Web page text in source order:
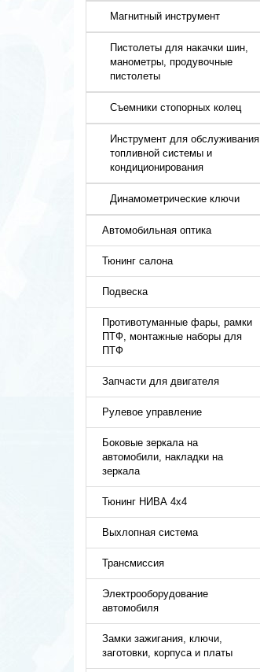
Магнитный инструмент
Пистолеты для накачки шин,
манометры, продувочные
пистолеты
Съемники стопорных колец
Инструмент для обслуживания
топливной системы и
кондиционирования
Динамометрические ключи
Автомобильная оптика
Тюнинг салона
Подвеска
Противотуманные фары, рамки
ПТФ, монтажные наборы для
ПТФ
Запчасти для двигателя
Рулевое управление
Боковые зеркала на
автомобили, накладки на
зеркала
Тюнинг НИВА 4х4
Выхлопная система
Трансмиссия
Электрооборудование
автомобиля
Замки зажигания, ключи,
заготовки, корпуса и платы